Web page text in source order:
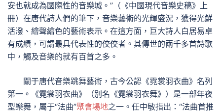
安也就成為國際性的音樂城。”（《中國現代音樂史稿》上
冊）在唐代詩人們的筆下，音樂藝術的光輝盛況，獲得光鮮
活潑、繪聲繪色的藝術表示。在這方面，巨大詩人白居易卓
有成績，可謂最具代表性的佼佼者。其傳世的兩千多首詩歌
中，觸及音樂的就有百首之多。
關于唐代音樂跳舞藝術，古今公認《霓裳羽衣曲》名列
第一。《霓裳羽衣曲》（別名《霓裳羽衣舞》）是一部年夜
型樂舞，屬于“法曲”聚會場地之一。任中敏指出：“法曲首推